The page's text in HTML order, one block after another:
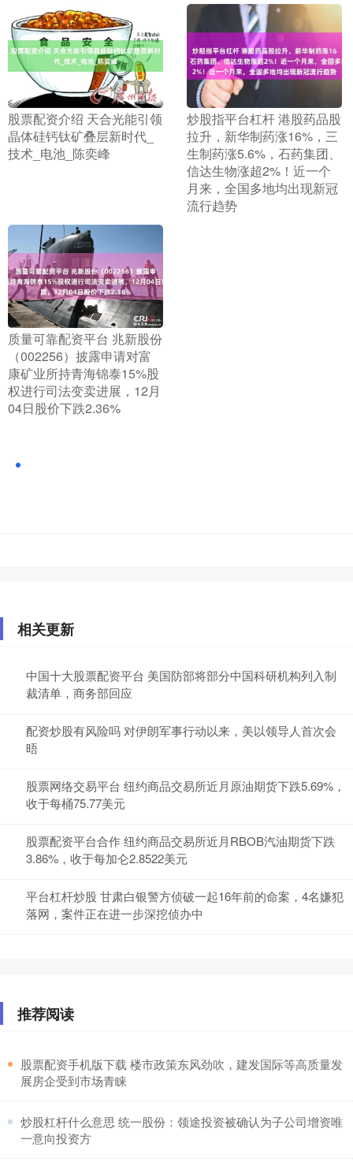
​股票配资介绍 天合光能引领
晶体硅钙钛矿叠层新时代_
技术_电池_陈奕峰
​炒股指平台杠杆 港股药品股
拉升，新华制药涨16%，三
生制药涨5.6%，石药集团、
信达生物涨超2%！近一个
月来，全国多地均出现新冠
流行趋势
​质量可靠配资平台 兆新股份
（002256）披露申请对富
康矿业所持青海锦泰15%股
权进行司法变卖进展，12月
04日股价下跌2.36%
相关更新
中国十大股票配资平台 美国防部将部分中国科研机构列入制
裁清单，商务部回应
配资炒股有风险吗 对伊朗军事行动以来，美以领导人首次会
晤
股票网络交易平台 纽约商品交易所近月原油期货下跌5.69%，
收于每桶75.77美元
股票配资平台合作 纽约商品交易所近月RBOB汽油期货下跌
3.86%，收于每加仑2.8522美元
平台杠杆炒股 甘肃白银警方侦破一起16年前的命案，4名嫌犯
落网，案件正在进一步深挖侦办中
推荐阅读
​股票配资手机版下载 楼市政策东风劲吹，建发国际等高质量发
展房企受到市场青睐
​炒股杠杆什么意思 统一股份：领途投资被确认为子公司增资唯
一意向投资方